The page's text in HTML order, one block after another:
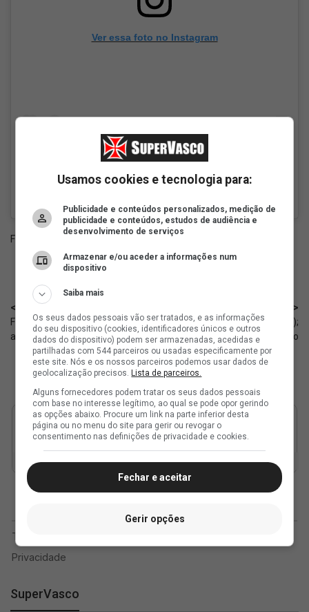
Ver essa foto no Instagram
Fonte:
< Anterior
Futsal: Vasco entra em quadra
amanhã (07); informações
Próximo >
Brasil enfrenta o Egito hoje (06);
Rayan deve começar no banco
SuperVasco
Usamos cookies e tecnologia para:
Publicidade e conteúdos personalizados, medição de
publicidade e conteúdos, estudos de audiência e
desenvolvimento de serviços
Armazenar e/ou aceder a informações num
dispositivo
Saiba mais
Os seus dados pessoais vão ser tratados, e as informações
do seu dispositivo (cookies, identificadores únicos e outros
dados do dispositivo) podem ser armazenadas, acedidas e
partilhadas com 544 parceiros ou usadas especificamente por
este site. Nós e os nossos parceiros podemos usar dados de
geolocalização precisos.Lista de parceiros.
Alguns fornecedores podem tratar os seus dados pessoais
com base no interesse legítimo, ao qual se pode opor gerindo
as opções abaixo. Procure um link na parte inferior desta
página ou no menu do site para gerir ou revogar o
consentimento nas definições de privacidade e cookies.
Fechar e aceitar
Gerir opções